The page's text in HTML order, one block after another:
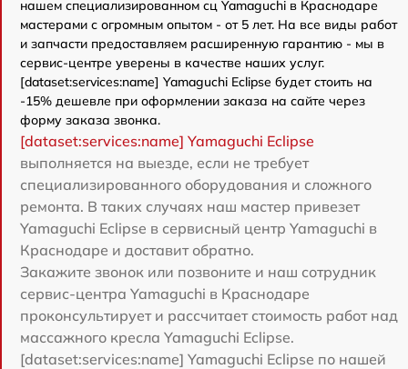
нашем специализированном сц Yamaguchi в Краснодаре
мастерами с огромным опытом - от 5 лет. На все виды работ
и запчасти предоставляем расширенную гарантию - мы в
сервис-центре уверены в качестве наших услуг.
[dataset:services:name] Yamaguchi Eclipse будет стоить на
-15% дешевле при оформлении заказа на сайте через
форму заказа звонка.
[dataset:services:name] Yamaguchi Eclipse
выполняется на выезде, если не требует
специализированного оборудования и сложного
ремонта. В таких случаях наш мастер привезет
Yamaguchi Eclipse в сервисный центр Yamaguchi в
Краснодаре и доставит обратно.
Закажите звонок или позвоните и наш сотрудник
сервис-центра Yamaguchi в Краснодаре
проконсультирует и рассчитает стоимость работ над
массажного кресла Yamaguchi Eclipse.
[dataset:services:name] Yamaguchi Eclipse по нашей